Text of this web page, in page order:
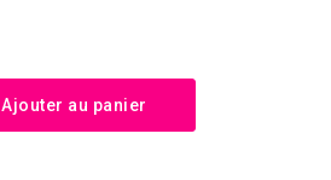
Ajouter au panier